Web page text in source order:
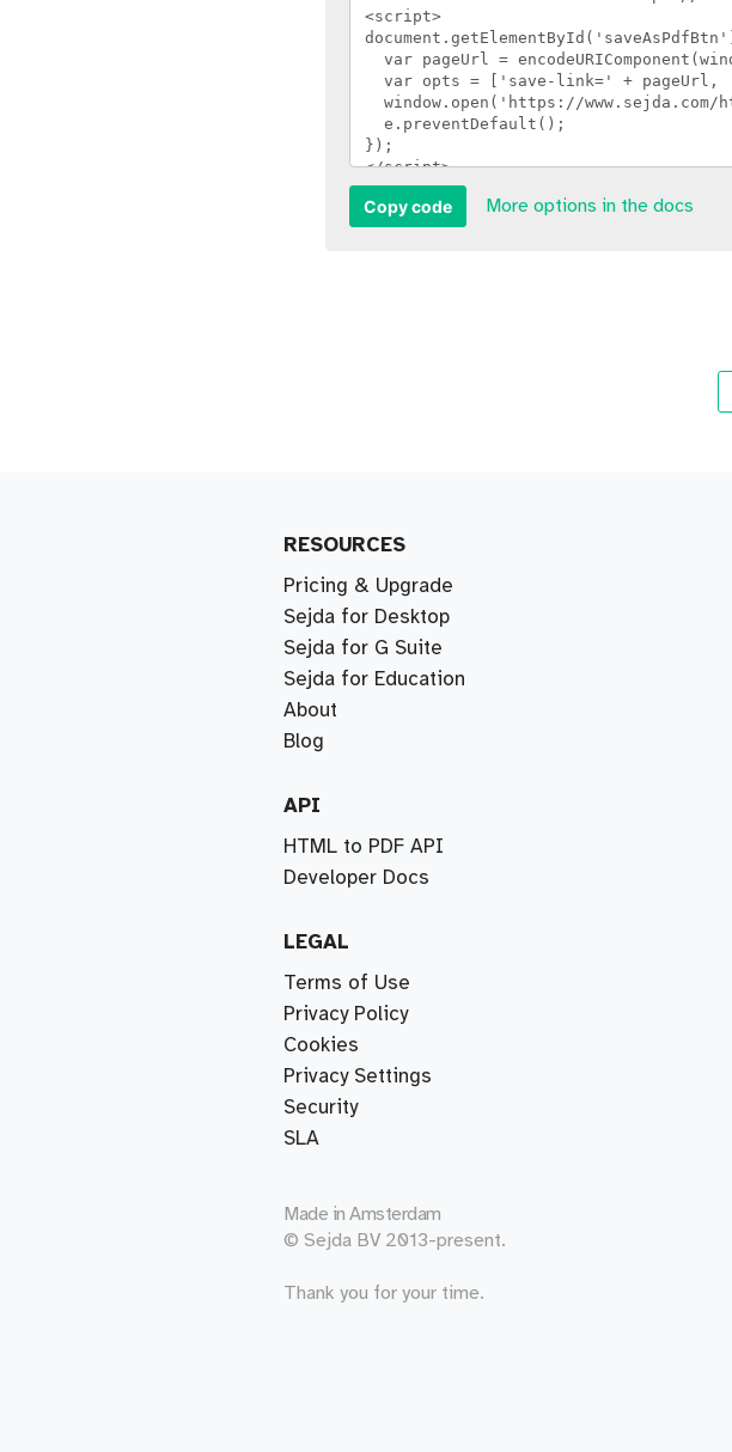
Copy code More options in the docs
RESOURCES
Pricing & Upgrade
Sejda for Desktop
Sejda for G Suite
Sejda for Education
About
Blog
API
HTML to PDF API
Developer Docs
LEGAL
Terms of Use
Privacy Policy
Cookies
Privacy Settings
Security
SLA
Made in Amsterdam
© Sejda BV 2013-present.
Thank you for your time.